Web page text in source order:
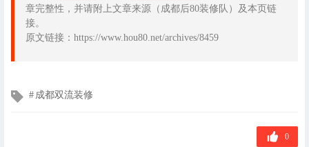
章完整性，并请附上文章来源（成都后80装修队）及本页链
接。
原文链接：https://www.hou80.net/archives/8459
文 成都双流装修
0